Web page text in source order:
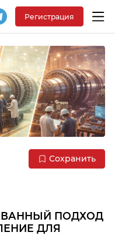
Регистрация
Сохранить
ПОДХОД
ДЛЯ